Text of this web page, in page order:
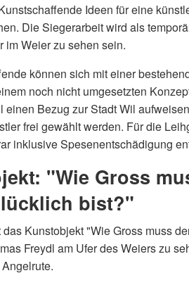
Ideen für eine
Die Siegerarbeit wird als
im Weier zu sehen sein.
können sich mit einer
noch nicht umgesetzten
einen Bezug zur Stadt Wil
frei gewählt werden. Für die
inklusive Spesenentschädigung
"Wie Gross
bist?"
Kunstobjekt "Wie Gross muss
Freydl am Ufer des Weiers zu